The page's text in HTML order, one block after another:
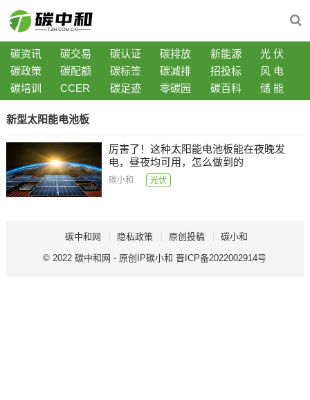
碳资讯 碳交易 碳认证 碳排放 新能源
光 伏
碳政策
碳配额 碳标签 碳减排 招投标
风 电
碳培训
CCER 碳足迹 零碳园 碳百科 储 能
新型太阳能电池板
厉害了！这种太阳能电池板能在夜晚发
电，昼夜均可用，怎么做到的
碳小和 光伏
碳中和网 隐私政策 原创投稿 碳小和
© 2022碳中和网 - 原创IP碳小和 晋ICP备2022002914号